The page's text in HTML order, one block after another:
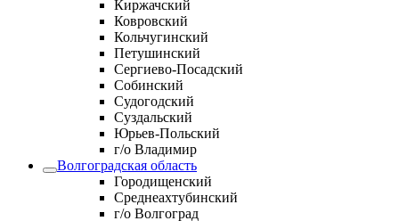
Киржачский
Ковровский
Кольчугинский
Петушинский
Сергиево-Посадский
Собинский
Судогодский
Суздальский
Юрьев-Польский
г/о Владимир
Волгоградская область
Городищенский
Среднеахтубинский
г/о Волгоград